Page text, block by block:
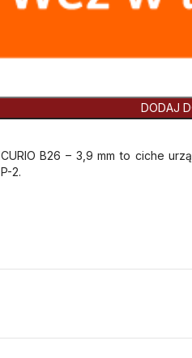
DODAJ
B26 – 3,9 mm to ciche
2.